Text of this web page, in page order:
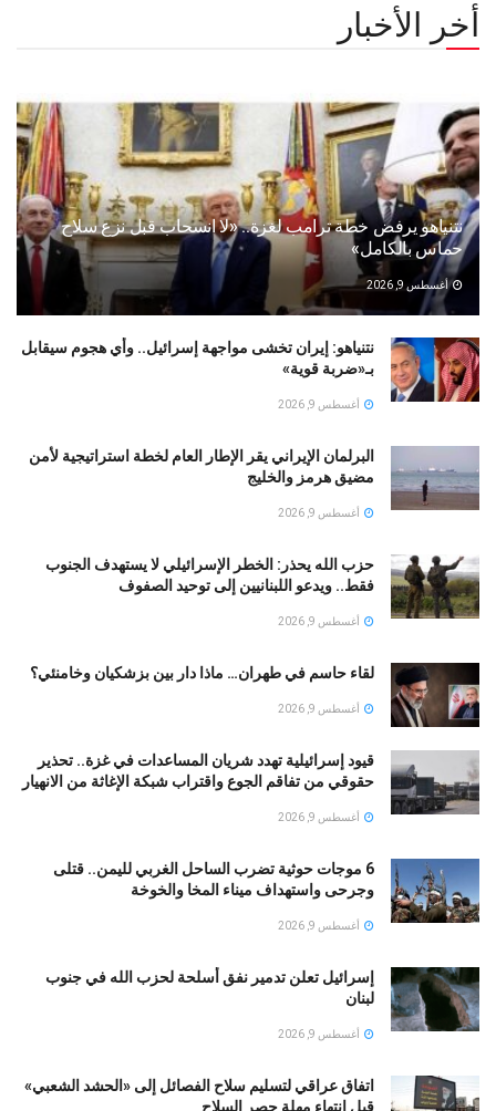
أخر الأخبار
نتنياهو يرفض خطة ترامب لغزة.. «لا انسحاب قبل نزع سلاح
حماس بالكامل»
أغسطس 9, 2026
نتنياهو: إيران تخشى مواجهة إسرائيل.. وأي هجوم سيقابل
بـ«ضربة قوية»
أغسطس 9, 2026
البرلمان الإيراني يقر الإطار العام لخطة استراتيجية لأمن
مضيق هرمز والخليج
أغسطس 9, 2026
حزب الله يحذر: الخطر الإسرائيلي لا يستهدف الجنوب
فقط.. ويدعو اللبنانيين إلى توحيد الصفوف
أغسطس 9, 2026
لقاء حاسم في طهران… ماذا دار بين بزشكيان وخامنئي؟
أغسطس 9, 2026
قيود إسرائيلية تهدد شريان المساعدات في غزة.. تحذير
حقوقي من تفاقم الجوع واقتراب شبكة الإغاثة من الانهيار
أغسطس 9, 2026
6 موجات حوثية تضرب الساحل الغربي لليمن.. قتلى
وجرحى واستهداف ميناء المخا والخوخة
أغسطس 9, 2026
إسرائيل تعلن تدمير نفق أسلحة لحزب الله في جنوب
لبنان
أغسطس 9, 2026
اتفاق عراقي لتسليم سلاح الفصائل إلى «الحشد الشعبي»
قبل انتهاء مهلة حصر السلاح